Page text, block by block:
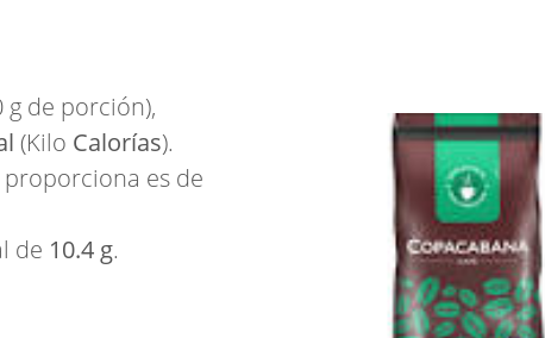
g de porción),
(Kilo Calorías).
es de
de 10.4 g.